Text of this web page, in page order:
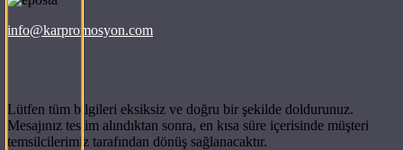
info@karpromosyon.com
Lütfen tüm bilgileri eksiksiz ve doğru bir şekilde doldurunuz.
Mesajınız teslim alındıktan sonra, en kısa süre içerisinde müşteri
temsilcilerimiz tarafından dönüş sağlanacaktır.